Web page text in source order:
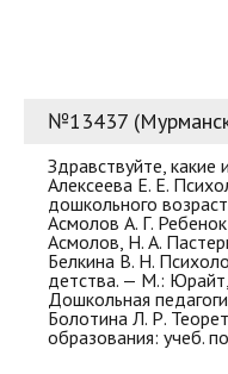
№13437
Здравствуйте, какие
Алексеева Е. Е.
дошкольного
Асмолов А. Г.
Асмолов, Н. А.
Белкина В. Н.
детства. — М.:
Дошкольная
Болотина Л. Р.
образования: учеб.